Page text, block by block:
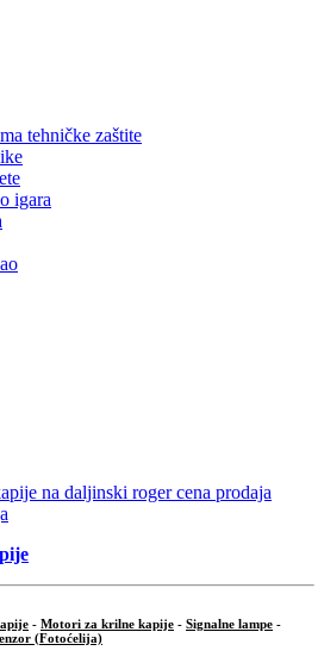
tehničke zaštite
igara
- Motori za krilne kapije - Signalne lampe -
(Fotoćelija)